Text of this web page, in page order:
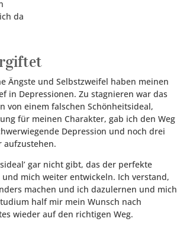
da
Ängste und Selbstzweifel haben meinen
in Depressionen. Zu stagnieren war das
von einem falschen Schönheitsideal,
für meinen Charakter, gab ich den Weg
Depression und noch drei
aufzustehen.
gar nicht gibt, das der perfekte
mich weiter entwickeln. Ich verstand,
machen und ich dazulernen und mich
half mir mein Wunsch nach
wieder auf den richtigen Weg.